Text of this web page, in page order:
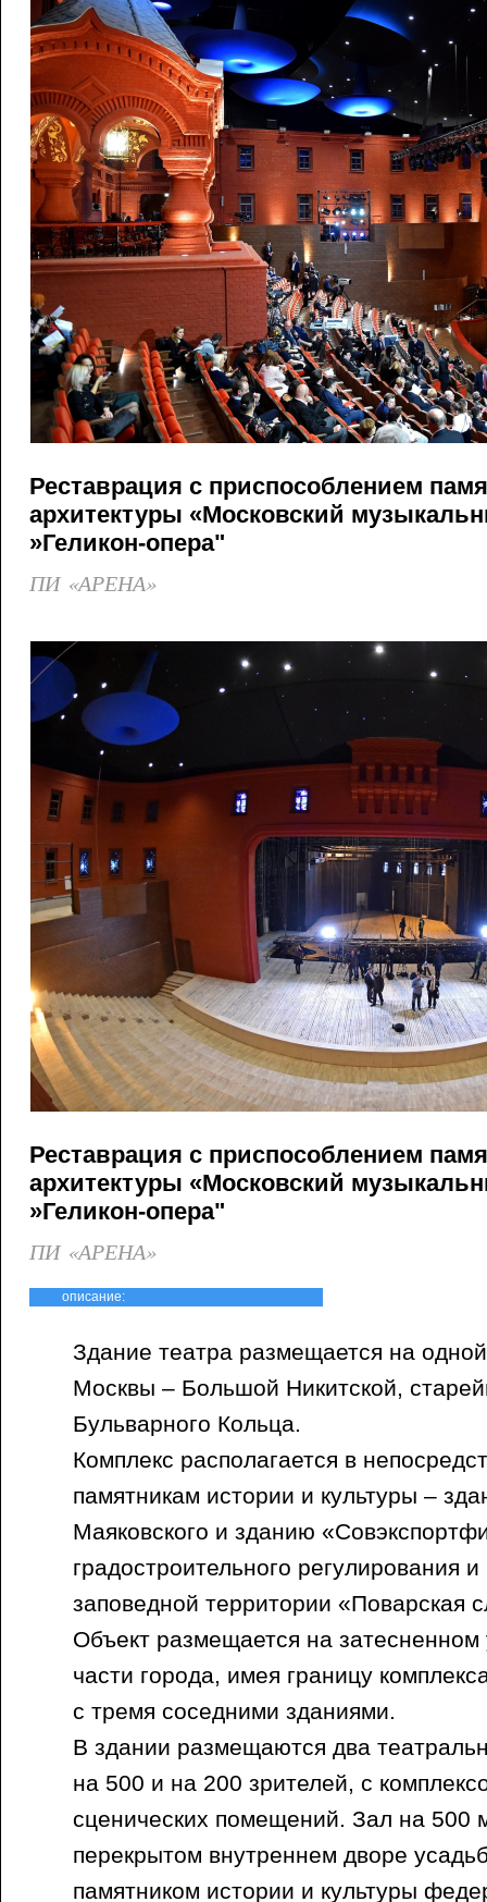
Реставрация с приспособлением
архитектуры «Московский
»Геликон-опера"
ПИ «АРЕНА»
Реставрация с приспособлением
архитектуры «Московский
»Геликон-опера"
ПИ «АРЕНА»
описание:
Здание театра размещается на
Москвы – Большой Никитской,
Бульварного Кольца.
Комплекс располагается в
памятникам истории и культуры –
Маяковского и зданию
градостроительного регулирования
заповедной территории «Поварская
Объект размещается на затесненном
части города, имея границу
с тремя соседними зданиями.
В здании размещаются два
на 500 и на 200 зрителей, с
сценических помещений. Зал на 500
перекрытом внутреннем дворе
памятником истории и культуры